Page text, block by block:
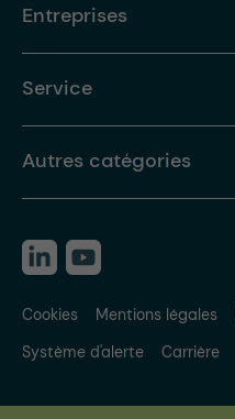
Entreprises
Service
Autres catégories
Cookies Mentions légales
Système d'alerte
Carrière